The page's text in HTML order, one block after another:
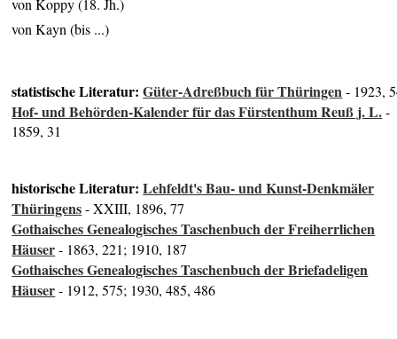
von Koppy (18. Jh.)
von Kayn (bis ...)
statistische Literatur:Güter-Adreßbuch für Thüringen- 1923,
Hof- und Behörden-Kalender für das Fürstenthum Reuß j. L.-
1859, 31
historische Literatur:Lehfeldt's Bau- und Kunst-Denkmäler
Thüringens- XXIII, 1896, 77
Gothaisches Genealogisches Taschenbuch der Freiherrlichen
Häuser- 1863, 221; 1910, 187
Gothaisches Genealogisches Taschenbuch der Briefadeligen
Häuser- 1912, 575; 1930, 485, 486